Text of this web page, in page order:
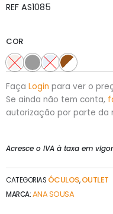
REF AS1085
COR
Faça Login para ver o
Se ainda não tem conta,
autorização por parte da
Acresce o IVA à taxa em vigor
CATEGORIAS ÓCULOS,OUTLET
MARCA:ANA SOUSA